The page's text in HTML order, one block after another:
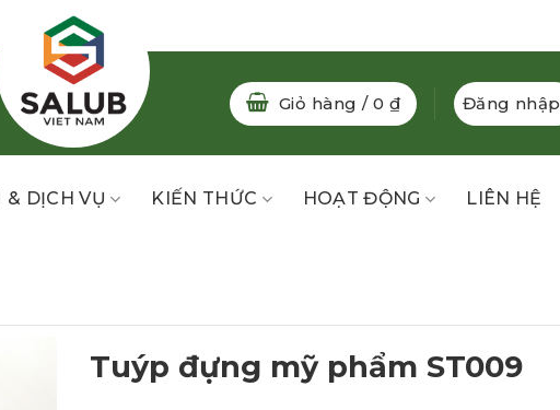
Giỏ hàng / 0 ₫ Đăng nhập
& DỊCH VỤ KIẾN THỨC HOẠT ĐỘNG LIÊN HỆ
Tuýp đựng mỹ phẩm ST009